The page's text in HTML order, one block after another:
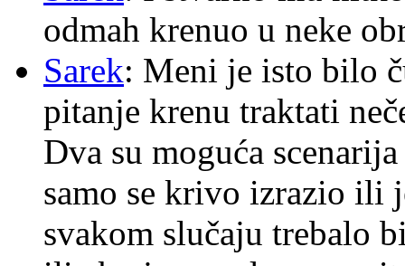
odmah krenuo u neke
Sarek: Meni je isto bilo
pitanje krenu traktati
Dva su moguća
samo se krivo izrazio ili
svakom slučaju trebalo